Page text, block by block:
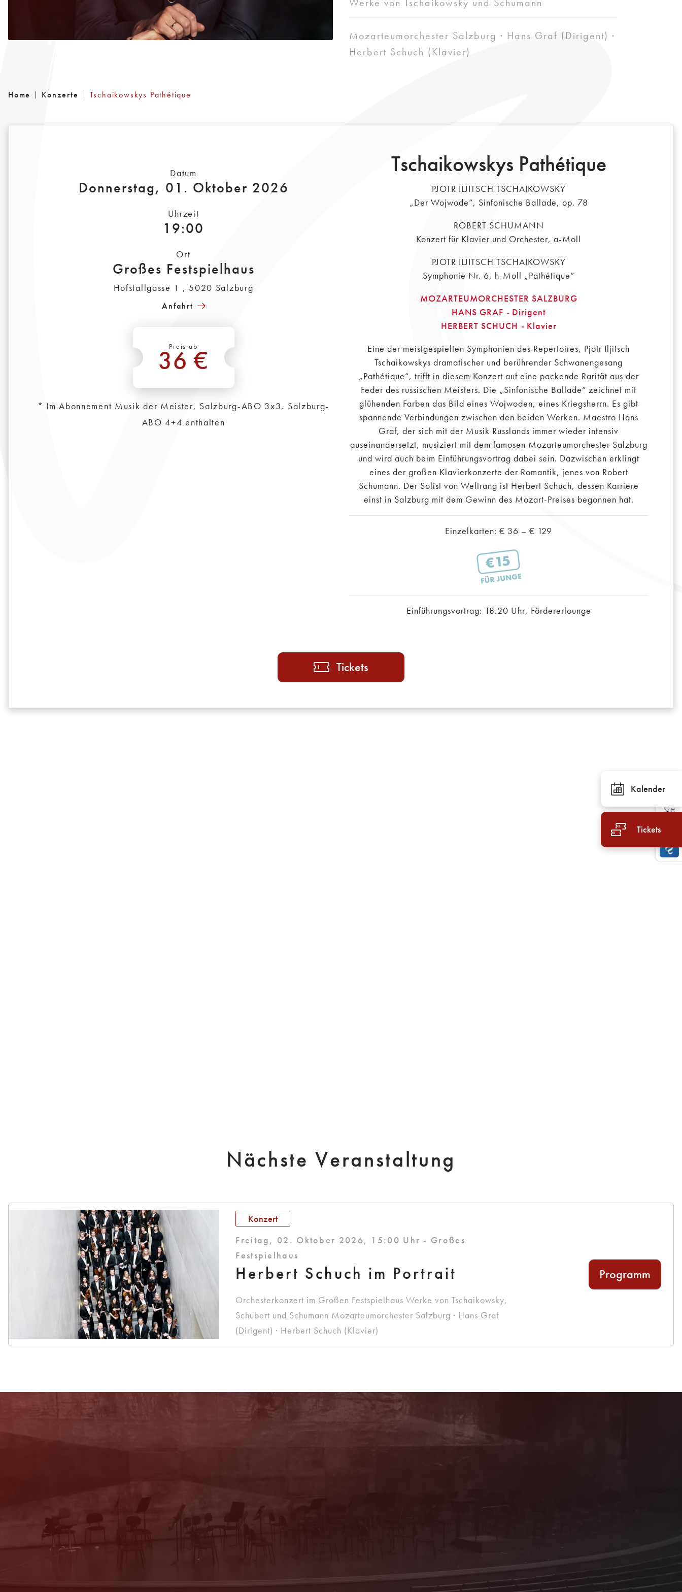
Mozarteumorchester Salzburg · Hans Graf (Dirigent) ·
Herbert Schuch (Klavier)
Home Konzerte Tschaikowskys Pathétique
Datum
Donnerstag, 01. Oktober 2026
Uhrzeit
19:00
Ort
Großes Festspielhaus
Hofstallgasse 1 , 5020 Salzburg
Anfahrt
Preis ab
36 €
*
* Im Abonnement Musik der Meister, Salzburg-ABO 3x3, Salzburg-
ABO 4+4 enthalten
Tschaikowskys Pathétique
PJOTR ILJITSCH TSCHAIKOWSKY
„Der Wojwode“, Sinfonische Ballade, op. 78
ROBERT SCHUMANN
Konzert für Klavier und Orchester, a-Moll
PJOTR ILJITSCH TSCHAIKOWSKY
Symphonie Nr. 6, h-Moll „Pathétique“
MOZARTEUMORCHESTER SALZBURG
HANS GRAF - Dirigent
HERBERT SCHUCH - Klavier
Eine der meistgespielten Symphonien des Repertoires, Pjotr Iljitsch
Tschaikowskys dramatischer und berührender Schwanengesang
„Pathétique“, trifft in diesem Konzert auf eine packende Rarität aus der
Feder des russischen Meisters. Die „Sinfonische Ballade“ zeichnet mit
glühenden Farben das Bild eines Wojwoden, eines Kriegsherrn. Es gibt
spannende Verbindungen zwischen den beiden Werken. Maestro Hans
Graf, der sich mit der Musik Russlands immer wieder intensiv
auseinandersetzt, musiziert mit dem famosen Mozarteumorchester Salzburg
und wird auch beim Einführungsvortrag dabei sein. Dazwischen erklingt
eines der großen Klavierkonzerte der Romantik, jenes von Robert
Schumann. Der Solist von Weltrang ist Herbert Schuch, dessen Karriere
einst in Salzburg mit dem Gewinn des Mozart-Preises begonnen hat.
Einzelkarten: € 36 – € 129
Einführungsvortrag: 18.20 Uhr, Fördererlounge
Tickets
Nächste Veranstaltung
Konzert
Freitag, 02. Oktober 2026, 15:00 Uhr - Großes
Festspielhaus
Herbert Schuch im Portrait
Orchesterkonzert im Großen Festspielhaus Werke von Tschaikowsky,
Schubert und Schumann Mozarteumorchester Salzburg · Hans Graf
(Dirigent) · Herbert Schuch (Klavier)
Programm
Kalender
Tickets
Newsletter